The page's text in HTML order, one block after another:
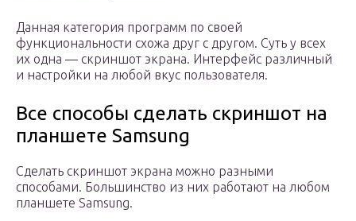
Данная категория программ по своей
функциональности схожа друг с другом. Суть у всех
их одна — скриншот экрана. Интерфейс различный
и настройки на любой вкус пользователя.
Все способы сделать скриншот на
планшете Samsung
Сделать скриншот экрана можно разными
способами. Большинство из них работают на любом
планшете Samsung.